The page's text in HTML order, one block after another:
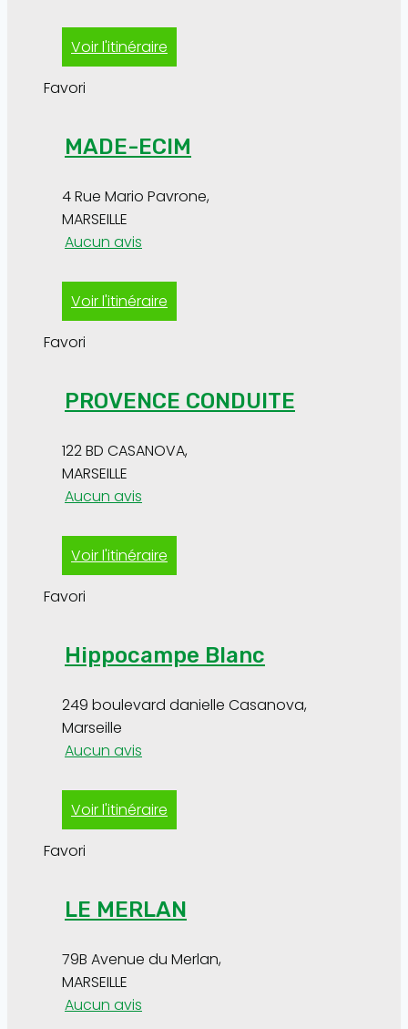
Voir l'itinéraire
Favori
MADE-ECIM
4 Rue Mario Pavrone,
MARSEILLE
Aucun avis
Voir l'itinéraire
Favori
PROVENCE CONDUITE
122 BD CASANOVA,
MARSEILLE
Aucun avis
Voir l'itinéraire
Favori
Hippocampe Blanc
249 boulevard danielle Casanova,
Marseille
Aucun avis
Voir l'itinéraire
Favori
LE MERLAN
79B Avenue du Merlan,
MARSEILLE
Aucun avis